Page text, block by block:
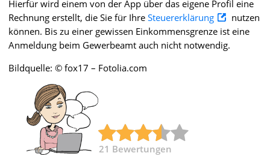
Hierfür wird einem von der App über das eigene Profil eine
Rechnung erstellt, die Sie für Ihre Steuererklärung
nutzen
können. Bis zu einer gewissen Einkommensgrenze ist eine
Anmeldung beim Gewerbeamt auch nicht notwendig.
Bildquelle: © fox17 – Fotolia.com
21 Bewertungen